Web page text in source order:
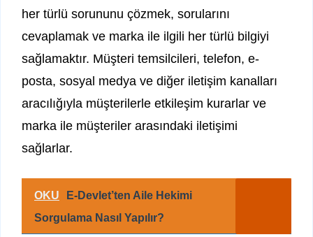
her türlü sorununu çözmek, sorularını
cevaplamak ve marka ile ilgili her türlü bilgiyi
sağlamaktır. Müşteri temsilcileri, telefon, e-
posta, sosyal medya ve diğer iletişim kanalları
aracılığıyla müşterilerle etkileşim kurarlar ve
marka ile müşteriler arasındaki iletişimi
sağlarlar.
OKU
E-Devlet’ten Aile Hekimi
Sorgulama Nasıl Yapılır?